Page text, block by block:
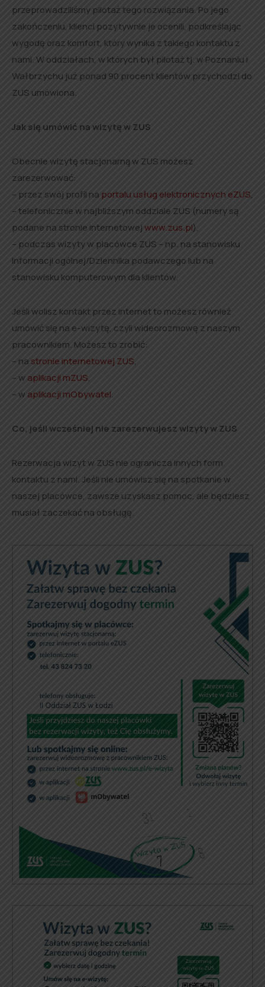
przeprowadziliśmy pilotaż tego rozwiązania. Po jego
zakończeniu, klienci pozytywnie je ocenili, podkreślając
wygodę oraz komfort, który wynika z takiego kontaktu z
nami. W oddziałach, w których był pilotaż tj. w Poznaniu i
Wałbrzychu już ponad 90 procent klientów przychodzi do
ZUS umówiona.
Jak się umówić na wizytę w ZUS
Obecnie wizytę stacjonarną w ZUS możesz
zarezerwować:
– przez swój profil na portalu usług elektronicznych eZUS,
– telefonicznie w najbliższym oddziale ZUS (numery są
podane na stronie internetowejwww.zus.pl),
– podczas wizyty w placówce ZUS – np. na stanowisku
Informacji ogólnej/Dziennika podawczego lub na
stanowisku komputerowym dla klientów.
Jeśli wolisz kontakt przez internet to możesz również
umówić się na e-wizytę, czyli wideorozmowę z naszym
pracownikiem. Możesz to zrobić:
– na stronie internetowej ZUS,
– waplikacji mZUS,
– waplikacji mObywatel.
Co, jeśli wcześniej nie zarezerwujesz wizyty w ZUS
Rezerwacja wizyt w ZUS nie ogranicza innych form
kontaktu z nami. Jeśli nie umówisz się na spotkanie w
naszej placówce, zawsze uzyskasz pomoc, ale będziesz
musiał zaczekać na obsługę.